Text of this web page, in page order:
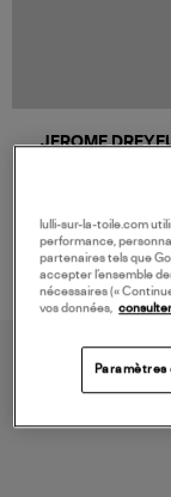
JEROME
lulli-sur-la-toile.com
performance,
partenaires tels que
accepter l’ensemble
nécessaires («
vos données,
Paramètres